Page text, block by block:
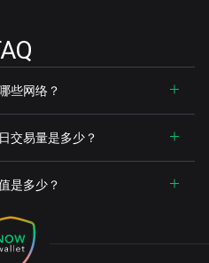
些网络？
交易量是多少？
是多少？